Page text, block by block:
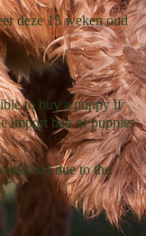
deze 15 weken oud
to buy a puppy if
import ban of puppies
old due to the